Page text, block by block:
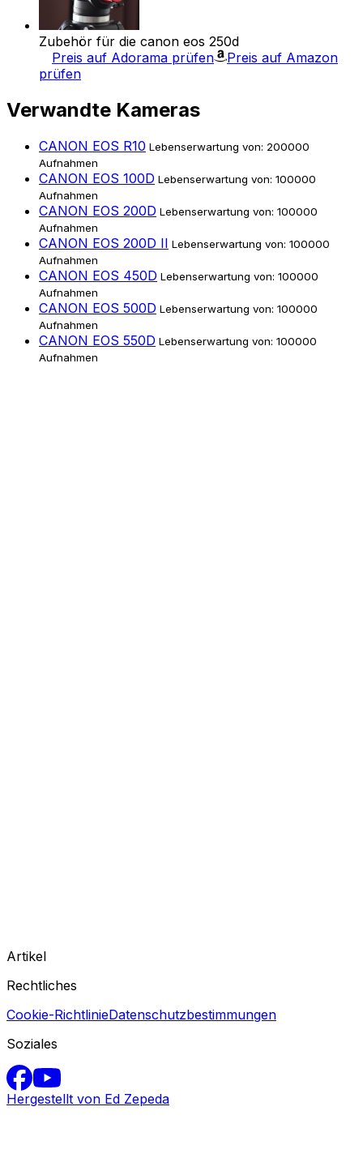
Zubehör für die canon eos 250d
Preis auf Adorama prüfen
Preis auf Amazon
prüfen
Verwandte Kameras
CANON EOS R10 Lebenserwartung von: 200000
Aufnahmen
CANON EOS 100D Lebenserwartung von: 100000
Aufnahmen
CANON EOS 200D Lebenserwartung von: 100000
Aufnahmen
CANON EOS 200D II Lebenserwartung von: 100000
Aufnahmen
CANON EOS 450D Lebenserwartung von: 100000
Aufnahmen
CANON EOS 500D Lebenserwartung von: 100000
Aufnahmen
CANON EOS 550D Lebenserwartung von: 100000
Aufnahmen
Artikel
Rechtliches
Cookie-RichtlinieDatenschutzbestimmungen
Soziales
Hergestellt von Ed Zepeda